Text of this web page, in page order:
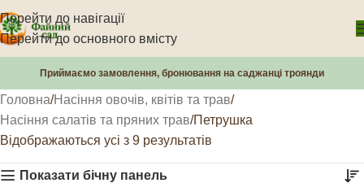
Перейти до навігації
Перейти до основного вмісту
Приймаємо замовлення, бронювання на саджанці троянди
Головна Насіння овочів, квітів та трав
Насіння салатів та пряних трав Петрушка
Відображаються усі з 9 результатів
Показати бічну панель